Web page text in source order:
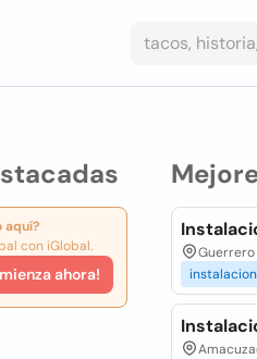
aquí?
con iGlobal.
ahora!
Guerrero